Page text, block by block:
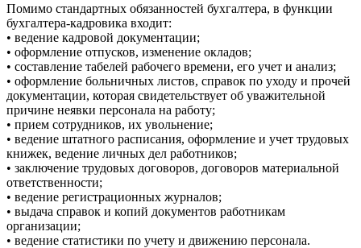
Помимо стандартных обязанностей бухгалтера, в функции
бухгалтера-кадровика входит:
• ведение кадровой документации;
• оформление отпусков, изменение окладов;
• составление табелей рабочего времени, его учет и анализ;
• оформление больничных листов, справок по уходу и прочей
документации, которая свидетельствует об уважительной
причине неявки персонала на работу;
• прием сотрудников, их увольнение;
• ведение штатного расписания, оформление и учет трудовых
книжек, ведение личных дел работников;
• заключение трудовых договоров, договоров материальной
ответственности;
• ведение регистрационных журналов;
• выдача справок и копий документов работникам
организации;
• ведение статистики по учету и движению персонала.